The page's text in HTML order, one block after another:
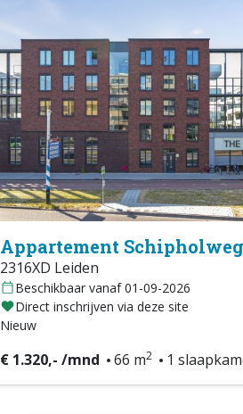
Appartement Schipholweg
2316XD Leiden
Beschikbaar vanaf 01-09-2026
Direct inschrijven via deze site
Nieuw
€ 1.320,- /mnd 66 m2 1